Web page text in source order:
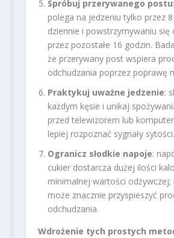
Spróbuj przerywanego postu
polega na jedzeniu tylko przez
dziennie i powstrzymywaniu się
przez pozostałe 16 godzin.
że przerywany post wspiera
odchudzania poprzez poprawę
Praktykuj uważne jedzenie:
każdym kęsie i unikaj
przed telewizorem lub
lepiej rozpoznać sygnały sytości.
Ogranicz słodkie napoje:
cukier dostarcza dużej ilości
minimalnej wartości odżywczej;
może znacznie przyspieszyć
odchudzania.
Wdrożenie tych prostych